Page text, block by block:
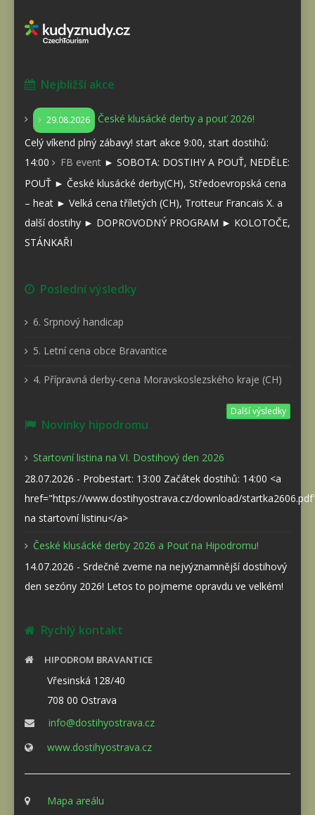
Nejbližší akce
29.08.2026
České klusácké derby a pouť 2026!
Celý víkend plný zábavy! start akce 9:00, start dostihů:
14:00
FB event ► SOBOTA: DOSTIHY A POUŤ, NEDĚLE:
POUŤ ► České klusácké derby(CH), Středoevropská cena
– heat ► Velká cena tříletých (CH), Trotteur Francais X. a
další dostihy ► DOPROVODNÝ PROGRAM ► KOLOTOČE,
STÁNKAŘI
Poslední výsledky
6. Srpnový handicap
5. Letní cena obce Bravantice
4. Přípravná derby-cena Moravskoslezského kraje (CH)
Další výsledky
Novinky hipodromu
Startovní listina na VI. Dostihový den 2026
28.07.2026 - Probestart: 13:00 Začátek dostihů: 14:00 <a
href="https://www.dostihyostrava.cz/download/
na startovní listinu</a>
České klusácké derby 2026 a Pouť na Hipodromu!
14.07.2026 - Srdečně zveme na nejvýznamnější dostihový
den sezóny 2026! Letos to pojmeme opravdu ve velkém!
Rychlý kontakt
HIPODROM BRAVANTICE
Vřesinská 128/40
708 00 Ostrava
info@dostihyostrava.cz
www.dostihyostrava.cz
Mapa areálu